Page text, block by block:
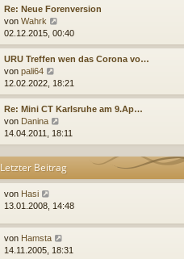
r
g
e
r
g
e
t
e
e
r
g
Re: Neue Forenversion
von Wahrk
e
u
e
t
e
r
B
e
r
a
02.12.2015, 00:40
URU Treffen wen das Corona vo…
von pali64
e
u
e
s
t
e
r
B
e
t
a
g
12.02.2022, 18:21
Re: Mini CT Karlsruhe am 9.Ap…
von Danina
e
u
e
s
t
r
e
i
t
14.04.2011, 18:11
Letzter Beitrag
von Hasi
e
e
s
t
13.01.2008, 14:48
von Hamsta
e
14.11.2005, 18:31